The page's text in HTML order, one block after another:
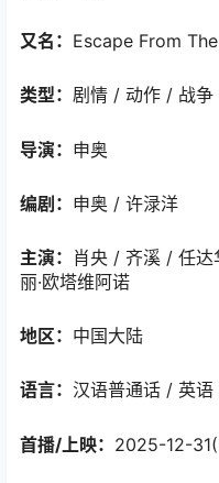
又名： Escape From
类型： 剧情 / 动作 / 战争
导演： 申奥
编剧： 申奥 / 许渌洋
主演： 肖央 / 齐溪 / 任
丽·欧塔维阿诺
地区： 中国大陆
语言： 汉语普通话 / 英
首播/上映： 2025-12-